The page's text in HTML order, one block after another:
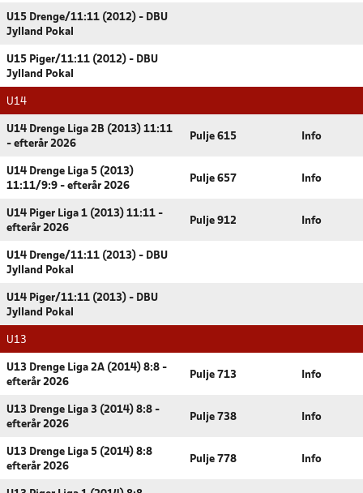
U15 Drenge/11:11 (2012) - DBU
Jylland Pokal
U15 Piger/11:11 (2012) - DBU
Jylland Pokal
U14
U14 Drenge Liga 2B (2013) 11:11
- efterår 2026
Pulje 615 Info
U14 Drenge Liga 5 (2013)
11:11/9:9 - efterår 2026
Pulje 657 Info
U14 Piger Liga 1 (2013) 11:11 -
efterår 2026
Pulje 912 Info
U14 Drenge/11:11 (2013) - DBU
Jylland Pokal
U14 Piger/11:11 (2013) - DBU
Jylland Pokal
U13
U13 Drenge Liga 2A (2014) 8:8 -
efterår 2026
Pulje 713 Info
U13 Drenge Liga 3 (2014) 8:8 -
efterår 2026
Pulje 738 Info
U13 Drenge Liga 5 (2014) 8:8
efterår 2026
Pulje 778 Info